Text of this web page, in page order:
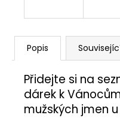
Popis
Přidejte si na
dárek k
mužských jmen